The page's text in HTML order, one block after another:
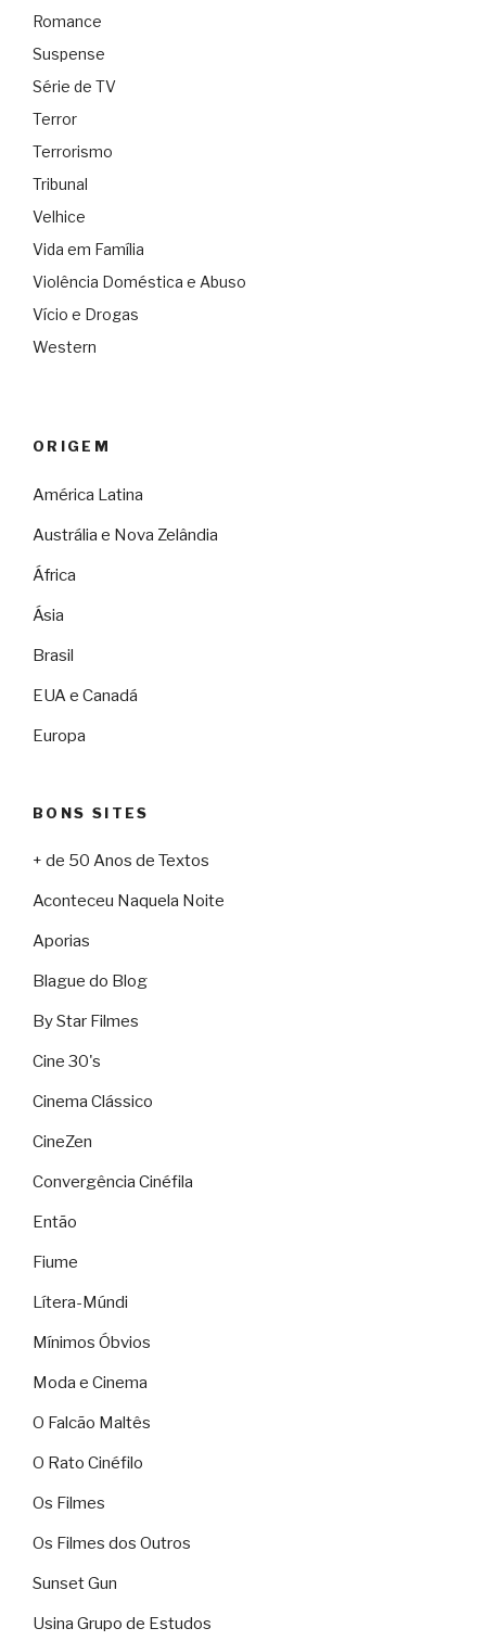
Romance
Suspense
Série de TV
Terror
Terrorismo
Tribunal
Velhice
Vida em Família
Violência Doméstica e Abuso
Vício e Drogas
Western
ORIGEM
América Latina
Austrália e Nova Zelândia
África
Ásia
Brasil
EUA e Canadá
Europa
BONS SITES
+ de 50 Anos de Textos
Aconteceu Naquela Noite
Aporias
Blague do Blog
By Star Filmes
Cine 30's
Cinema Clássico
CineZen
Convergência Cinéfila
Então
Fiume
Lítera-Múndi
Mínimos Óbvios
Moda e Cinema
O Falcão Maltês
O Rato Cinéfilo
Os Filmes
Os Filmes dos Outros
Sunset Gun
Usina Grupo de Estudos